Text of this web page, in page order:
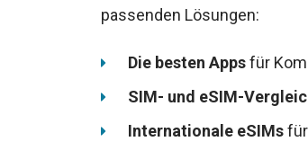
passenden Lösungen:
Die besten Appsfür
SIM- und eSIM-
Internationale eSIMs